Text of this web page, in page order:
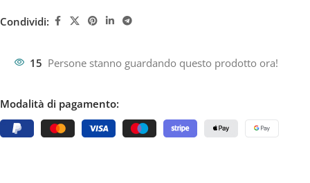
Condividi:
15 Persone stanno guardando questo prodotto ora!
Modalità di pagamento: